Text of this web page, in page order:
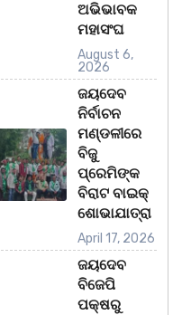
ଅଭିଭାବକ
ମହାସଂଘ
August 6,
2026
ଜୟଦେବ
ନିର୍ବାଚନ
ମଣ୍ଡଳୀରେ
ବିଜୁ
ପ୍ରେମିଙ୍କ
ବିରାଟ ବାଇକ୍
ଶୋଭାଯାତ୍ରା
April 17, 2026
ଜୟଦେବ
ବିଜେପି
ପକ୍ଷରୁ